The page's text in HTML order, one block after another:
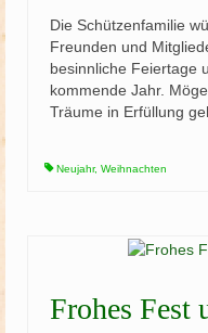
Die Schützenfamilie
Freunden und
besinnliche Feiertage
kommende Jahr.
Träume in Erfüllung
Neujahr, Weihnachten
Frohes Fest